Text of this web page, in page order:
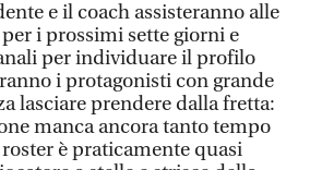
e il coach assisteranno alle
i prossimi sette giorni e
per individuare il profilo
i protagonisti con grande
lasciare prendere dalla fretta:
manca ancora tanto tempo
è praticamente quasi